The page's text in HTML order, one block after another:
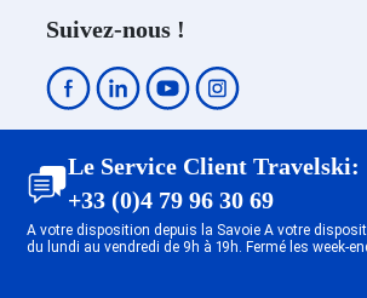
Suivez-nous !
Le Service Client Travelski:
+33 (0)4 79 96 30 69
A votre disposition depuis la Savoie A votre
du lundi au vendredi de 9h à 19h. Fermé les week-